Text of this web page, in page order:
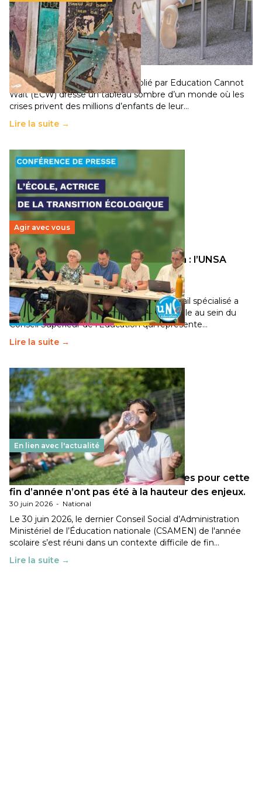
258 millions d’enfants victimes de la guerre, des
chocs climatiques et des déplacements de
population
11 juillet 2026- National
Un nouveau rapport mondial publié par Education Cannot
Wait (ECW) dresse un tableau sombre d’un monde où les
crises privent des millions d’enfants de leur…
Lire la suite →
Agir avec vous
Transition écologique de l’éducation : l’UNSA
Éducation fait bouger les lignes
30 juin 2026-National
Pendant plusieurs mois, un groupe de travail spécialisé a
travaillé sur la transition écologique de l’Ecole au sein du
Conseil Supérieur de l’Éducation qui représente…
Lire la suite →
En lien avec l'actualité
Les décisions ministérielles attendues pour cette
fin d’année n’ont pas été à la hauteur des enjeux.
30 juin 2026 - National
Le 30 juin 2026, le dernier Conseil Social d’Administration
Ministériel de l’Éducation nationale (CSAMEN) de l'année
scolaire s’est réuni dans un contexte difficile de fin…
Lire la suite →